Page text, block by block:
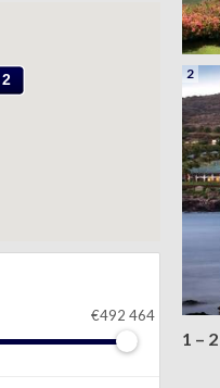
2
€492 464
2
1 – 2